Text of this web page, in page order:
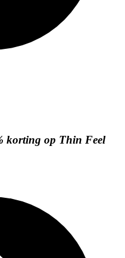
korting op Thin Feel